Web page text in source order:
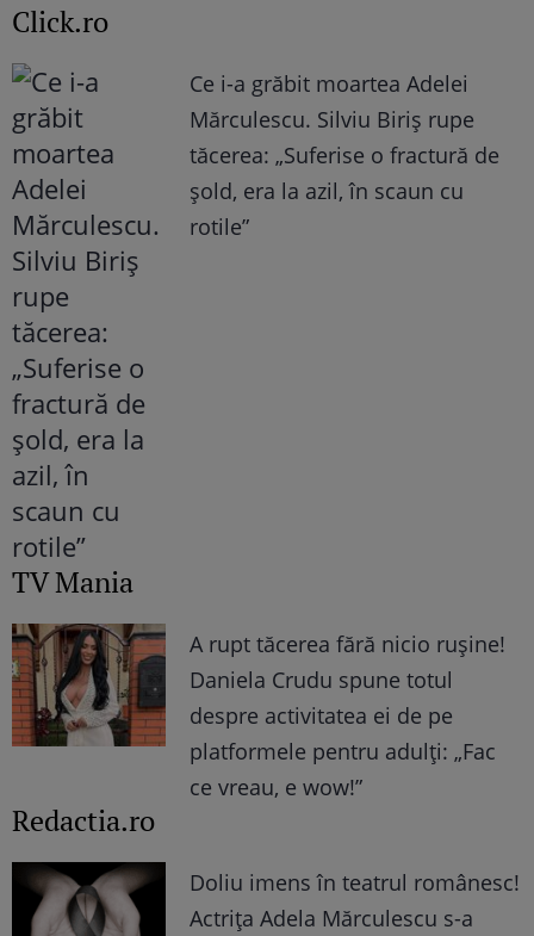
Click.ro
Ce i-a grăbit moartea Adelei
Mărculescu. Silviu Biriș rupe
tăcerea: „Suferise o fractură de
șold, era la azil, în scaun cu
rotile”
TV Mania
A rupt tăcerea fără nicio rușine!
Daniela Crudu spune totul
despre activitatea ei de pe
platformele pentru adulți: „Fac
ce vreau, e wow!”
Redactia.ro
Doliu imens în teatrul românesc!
Actrița Adela Mărculescu s-a